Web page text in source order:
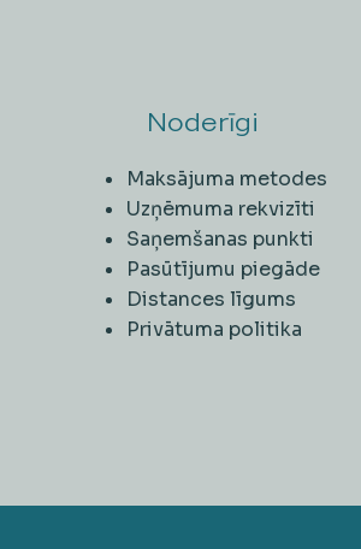
Noderīgi
Maksājuma metodes
Uzņēmuma rekvizīti
Saņemšanas punkti
Pasūtījumu piegāde
Distances līgums
Privātuma politika